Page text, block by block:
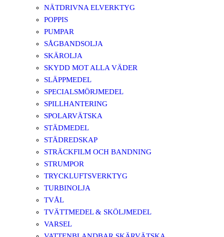
NÄTDRIVNA ELVERKTYG
POPPIS
PUMPAR
SÅGBANDSOLJA
SKÄROLJA
SKYDD MOT ALLA VÄDER
SLÄPPMEDEL
SPECIALSMÖRJMEDEL
SPILLHANTERING
SPOLARVÄTSKA
STÄDMEDEL
STÄDREDSKAP
STRÄCKFILM OCH BANDNING
STRUMPOR
TRYCKLUFTSVERKTYG
TURBINOLJA
TVÅL
TVÄTTMEDEL & SKÖLJMEDEL
VARSEL